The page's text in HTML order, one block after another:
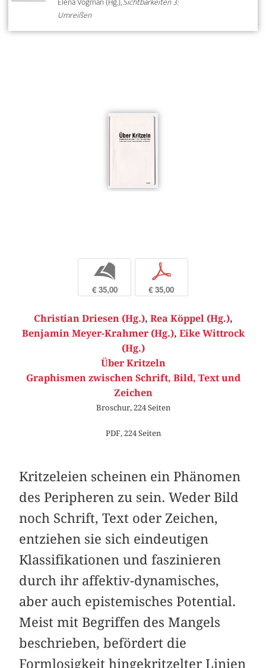
Umreißen
b
€ 35,00
p
€ 35,00
Christian Driesen (Hg.), Rea Köppel (Hg.),
Benjamin Meyer-Krahmer (Hg.), Eike Wittrock
(Hg.)
Über Kritzeln
Graphismen zwischen Schrift, Bild, Text und
Zeichen
Broschur, 224 Seiten
PDF, 224 Seiten
Kritzeleien scheinen ein Phänomen
des Peripheren zu sein. Weder Bild
noch Schrift, Text oder Zeichen,
entziehen sie sich eindeutigen
Klassifikationen und faszinieren
durch ihr affektiv-dynamisches,
aber auch epistemisches Potential.
Meist mit Begriffen des Mangels
beschrieben, befördert die
Formlosigkeit hingekritzelter Linien